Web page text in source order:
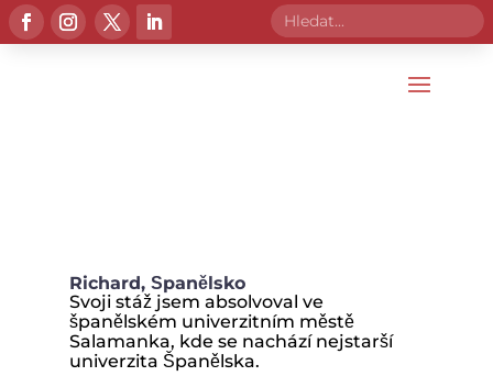
Richard, Španělsko
Svoji stáž jsem absolvoval ve
španělském univerzitním městě
Salamanka, kde se nachází nejstarší
univerzita Španělska.